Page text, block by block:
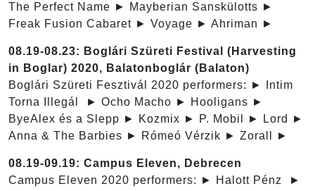
The Perfect Name ► Mayberian Sanskülotts ►
Freak Fusion Cabaret ► Voyage ► Ahriman ►
08.19-08.23: Boglári Szüreti Festival (Harvesting
in Boglar) 2020, Balatonboglár (Balaton)
Boglári Szüreti Fesztivál 2020 performers: ► Intim
Torna Illegál ► Ocho Macho ► Hooligans ►
ByeAlex és a Slepp ► Kozmix ► P. Mobil ► Lord ►
Anna & The Barbies ► Rómeó Vérzik ► Zorall ►
08.19-09.19: Campus Eleven, Debrecen
Campus Eleven 2020 performers: ► Halott Pénz ►